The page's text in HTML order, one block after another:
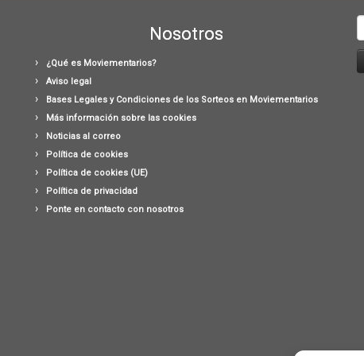
Nosotros
¿Qué es Moviementarios?
Aviso legal
Bases Legales y Condiciones de los Sorteos en Moviementarios
Más información sobre las cookies
Noticias al correo
Política de cookies
Política de cookies (UE)
Política de privacidad
Ponte en contacto con nosotros